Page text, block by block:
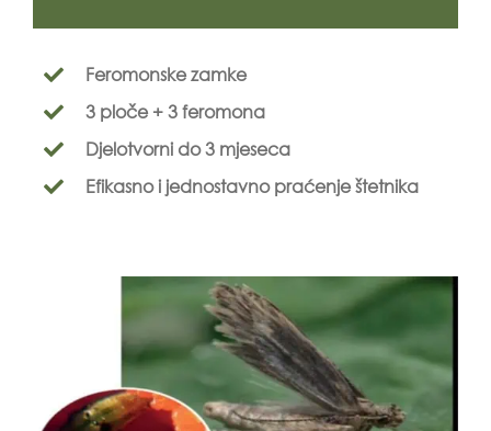
Feromonske zamke
3 ploče + 3 feromona
Djelotvorni do 3 mjeseca
Efikasno i jednostavno praćenje štetnika